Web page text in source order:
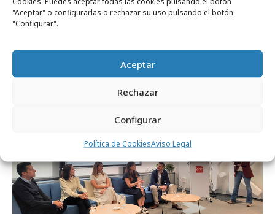
"Aceptar" o configurarlas o rechazar su uso pulsando el botón
"Configurar".
Aceptar
Rechazar
Configurar
Política de CookiesAviso Legal
lunes, 2 de febrero 2026
Agencias